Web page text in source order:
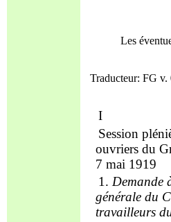
Les
Traducteur: FG v.
I
Session
ouvriers du G
7 mai 1919
1. Demande
générale du
travailleurs